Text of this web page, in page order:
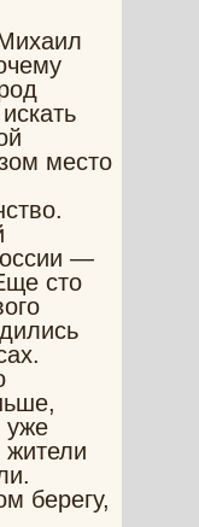
место
—
сто
уже
жители
берегу,